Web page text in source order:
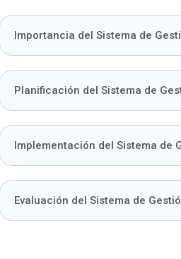
Importancia del Sistema de
Planificación del Sistema de
Implementación del Sistema de
Evaluación del Sistema de